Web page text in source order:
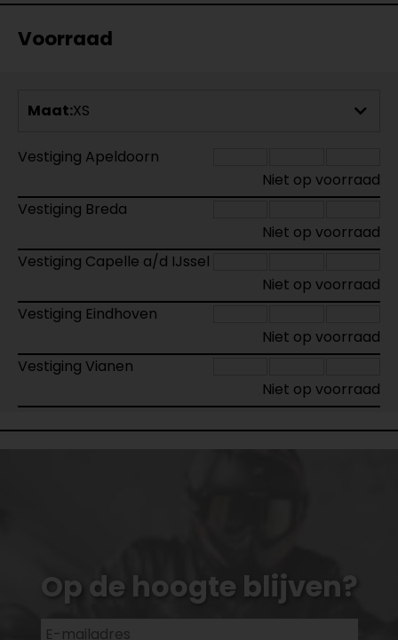
Voorraad
Maat:XS
Vestiging Apeldoorn
Niet op voorraad
Vestiging Breda
Niet op voorraad
Vestiging Capelle a/d IJssel
Niet op voorraad
Vestiging Eindhoven
Niet op voorraad
Vestiging Vianen
Niet op voorraad
Op de hoogte blijven?